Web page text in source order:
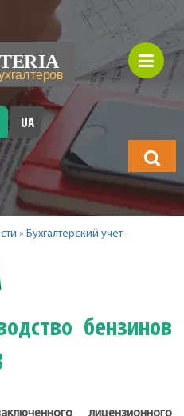
будете
искать?
UA
» Бухгалтерский учет
бензинов